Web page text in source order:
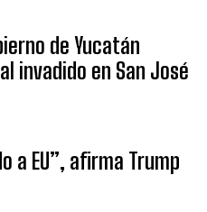
de Yucatán
invadido en San José
a EU”, afirma Trump